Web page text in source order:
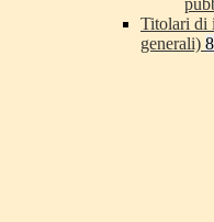
Titolari di
generali) 8